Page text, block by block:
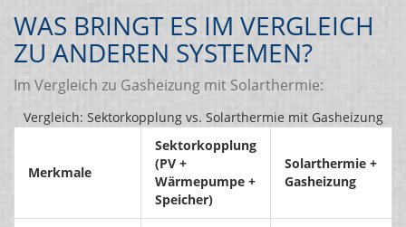
WAS BRINGT ES IM VERGLEICH
ZU ANDEREN SYSTEMEN?
Im Vergleich zu Gasheizung mit Solarthermie:
Vergleich: Sektorkopplung vs. Solarthermie mit Gasheizung
Merkmale
Sektorkopplung
(PV +
Wärmepumpe +
Speicher)
Solarthermie +
Gasheizung